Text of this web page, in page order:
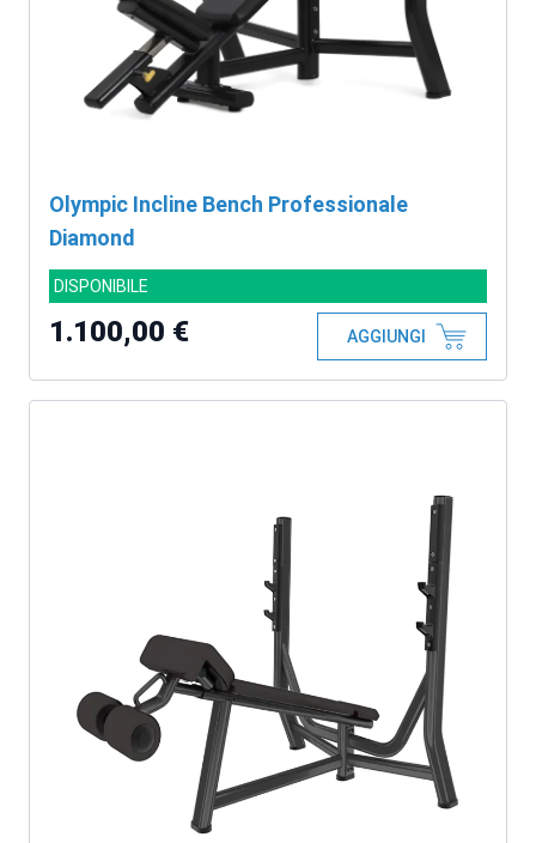
Olympic Incline Bench Professionale
Diamond
DISPONIBILE
1.100,00 € AGGIUNGI